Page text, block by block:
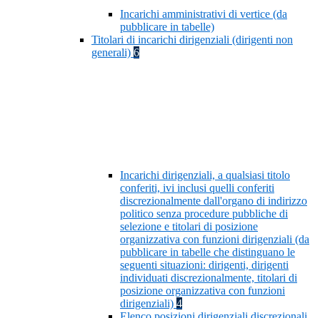
Incarichi amministrativi di vertice (da
pubblicare in tabelle)
Titolari di incarichi dirigenziali (dirigenti non
generali) 6
Incarichi dirigenziali, a qualsiasi titolo
conferiti, ivi inclusi quelli conferiti
discrezionalmente dall'organo di indirizzo
politico senza procedure pubbliche di
selezione e titolari di posizione
organizzativa con funzioni dirigenziali (da
pubblicare in tabelle che distinguano le
seguenti situazioni: dirigenti, dirigenti
individuati discrezionalmente, titolari di
posizione organizzativa con funzioni
dirigenziali) 4